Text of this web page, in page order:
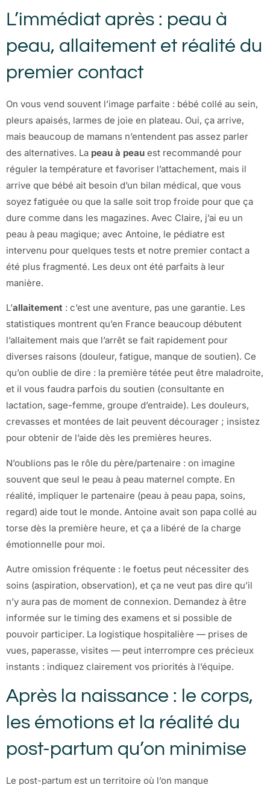
L’immédiat après : peau à
peau, allaitement et réalité du
premier contact
On vous vend souvent l’image parfaite : bébé collé au sein,
pleurs apaisés, larmes de joie en plateau. Oui, ça arrive,
mais beaucoup de mamans n’entendent pas assez parler
des alternatives. La peau à peau est recommandé pour
réguler la température et favoriser l’attachement, mais il
arrive que bébé ait besoin d’un bilan médical, que vous
soyez fatiguée ou que la salle soit trop froide pour que ça
dure comme dans les magazines. Avec Claire, j’ai eu un
peau à peau magique; avec Antoine, le pédiatre est
intervenu pour quelques tests et notre premier contact a
été plus fragmenté. Les deux ont été parfaits à leur
manière.
L’allaitement : c’est une aventure, pas une garantie. Les
statistiques montrent qu’en France beaucoup débutent
l’allaitement mais que l’arrêt se fait rapidement pour
diverses raisons (douleur, fatigue, manque de soutien). Ce
qu’on oublie de dire : la première tétée peut être maladroite,
et il vous faudra parfois du soutien (consultante en
lactation, sage-femme, groupe d’entraide). Les douleurs,
crevasses et montées de lait peuvent décourager ; insistez
pour obtenir de l’aide dès les premières heures.
N’oublions pas le rôle du père/partenaire : on imagine
souvent que seul le peau à peau maternel compte. En
réalité, impliquer le partenaire (peau à peau papa, soins,
regard) aide tout le monde. Antoine avait son papa collé au
torse dès la première heure, et ça a libéré de la charge
émotionnelle pour moi.
Autre omission fréquente : le foetus peut nécessiter des
soins (aspiration, observation), et ça ne veut pas dire qu’il
n’y aura pas de moment de connexion. Demandez à être
informée sur le timing des examens et si possible de
pouvoir participer. La logistique hospitalière — prises de
vues, paperasse, visites — peut interrompre ces précieux
instants : indiquez clairement vos priorités à l’équipe.
Après la naissance : le corps,
les émotions et la réalité du
post-partum qu’on minimise
Le post-partum est un territoire où l’on manque